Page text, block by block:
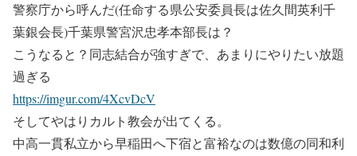
警察庁から呼んだ(任命する県公安委員長は佐久間英利千
葉銀会長)千葉県警宮沢忠孝本部長は？
こうなると？同志結合が強すぎで、あまりにやりたい放題
過ぎる
https://imgur.com/4XcvDcV
そしてやはりカルト教会が出てくる。
中高一貫私立から早稲田へ下宿と富裕なのは数億の同和利